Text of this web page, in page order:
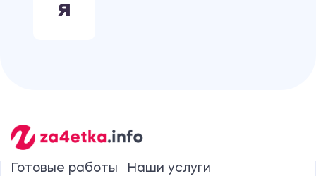
Я
Готовые работы
Наши услуги